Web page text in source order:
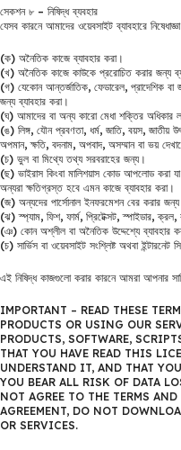
সেকশন ৮ – নিষিদ্ধ ব্যবহার
যেসব কারনে আমাদের ওয়েবসাইট ব্যাবহারে
(ক) অনৈতিক কাজে ব্যাবহার করা।
(খ) অনৈতিক কাজে কাউকে প্ররোচিত করার জন্য
(গ) যেকোন আন্তর্জাতিক, ফেডারেল, প্রাদেশিক বা
জন্য ব্যাবহার করা।
(ঘ) আমাদের বা অন্য কারো মেধা শক্তির অধিকার
(ঙ) লিঙ্গ, যৌন প্রবণতা, ধর্ম, জাতি, বয়স, জাতীয়
অপমান, ক্ষতি, বদনাম, অপবাদ, অসম্মান বা ভয়
(চ) ভুল বা মিথ্যে তথ্য সরবরাহের জন্য।
(ছ) ভাইরাস কিংবা মালিশয়াস কোড আপলোড করা যা
অন্যরা ক্ষতিগ্রস্ত হবে এমন কাজে ব্যাবহার করা।
(জ) অন্যদের পার্সোনাল ইনফরমেশন বের করার জন্য
(ঝ) স্প্যাম, ফিশ, ফার্ম, প্রিটেক্সট, স্পাইডার, ক্রল,
(ঞ) কোন অশ্লীল বা অনৈতিক উদ্দেশ্যে ব্যাবহার
(চ) সার্ভিস বা ওয়েবসাইট সংশ্লিষ্ট অথবা ইন্টারনেট
এই নিষিদ্ধ কাজগুলো করার কারনে আমরা আপনার
IMPORTANT – READ THESE
PRODUCTS OR USING OUR
PRODUCTS, SOFTWARE,
THAT YOU HAVE READ THIS
UNDERSTAND IT, AND THAT
YOU BEAR ALL RISK OF DATA
NOT AGREE TO THE TERMS
AGREEMENT, DO NOT
OR SERVICES.